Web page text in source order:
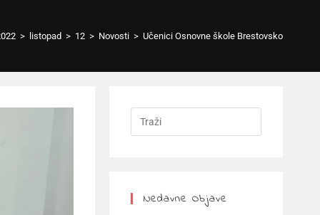
> listopad > 12 > Novosti > Učenici Osnovne škole Brestovsko
Nedavne Objave